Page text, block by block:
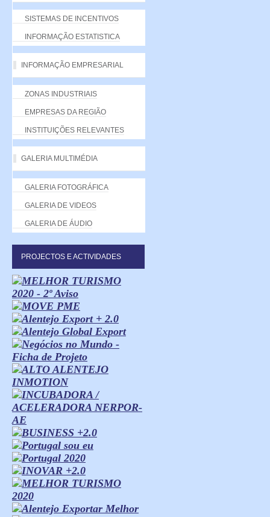
SISTEMAS DE INCENTIVOS
INFORMAÇÃO ESTATISTICA
INFORMAÇÃO EMPRESARIAL
ZONAS INDUSTRIAIS
EMPRESAS DA REGIÃO
INSTITUIÇÕES RELEVANTES
GALERIA MULTIMÉDIA
GALERIA FOTOGRÁFICA
GALERIA DE VIDEOS
GALERIA DE ÁUDIO
PROJECTOS E ACTIVIDADES